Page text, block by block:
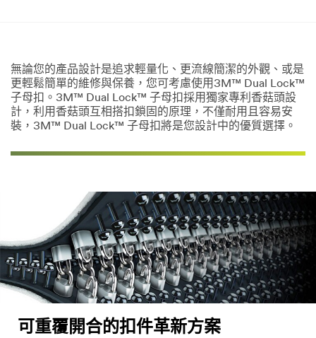
無論您的產品設計是追求輕量化、更流線簡潔的外觀、或是
更輕鬆簡單的維修與保養，您可考慮使用3M™ Dual Lock™
子母扣。3M™ Dual Lock™ 子母扣採用獨家專利香菇頭設
計，利用香菇頭互相搭扣鎖固的原理，不僅耐用且容易安
裝，3M™ Dual Lock™ 子母扣將是您設計中的優質選擇。
可重覆開合的扣件革新方案